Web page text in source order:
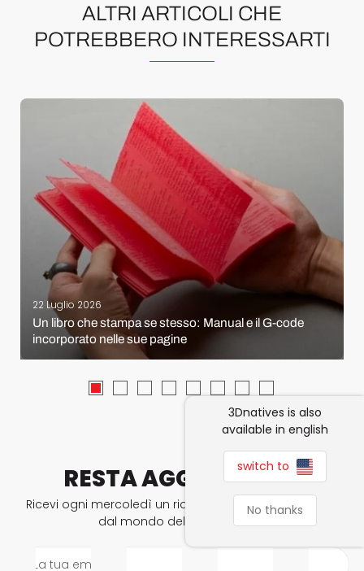
ALTRI ARTICOLI CHE
POTREBBERO INTERESSARTI
22 Luglio 2026
Un libro che stampa se stesso: Manual e il G-code
incorporato nelle sue pagine
RESTA AGGIORNATO
Ricevi ogni mercoledì un riassunto delle ultime notizie
dal mondo della stampa 3D.
La tua email
3Dnatives is also
available in english
switch to
No thanks